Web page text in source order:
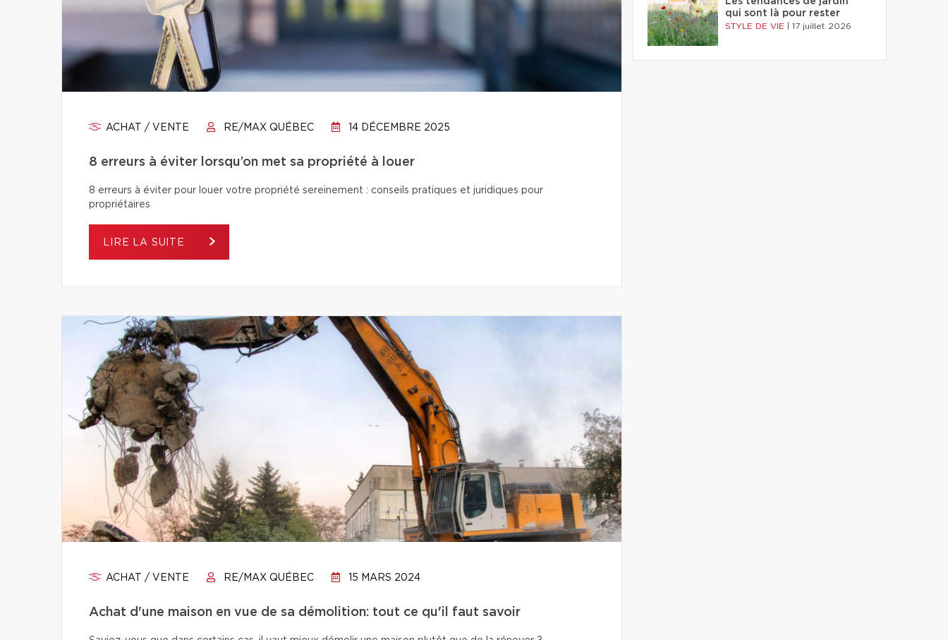
ACHAT / VENTE RE/MAX QUÉBEC 14 DÉCEMBRE 2025
8 erreurs à éviter lorsqu’on met sa propriété à louer
8 erreurs à éviter pour louer votre propriété sereinement : conseils pratiques et juridiques pour
propriétaires
LIRE LA SUITE
ACHAT / VENTE RE/MAX QUÉBEC 15 MARS 2024
Achat d'une maison en vue de sa démolition: tout ce qu'il faut savoir
qui sont là pour rester
STYLE DE VIE 17 juillet 2026